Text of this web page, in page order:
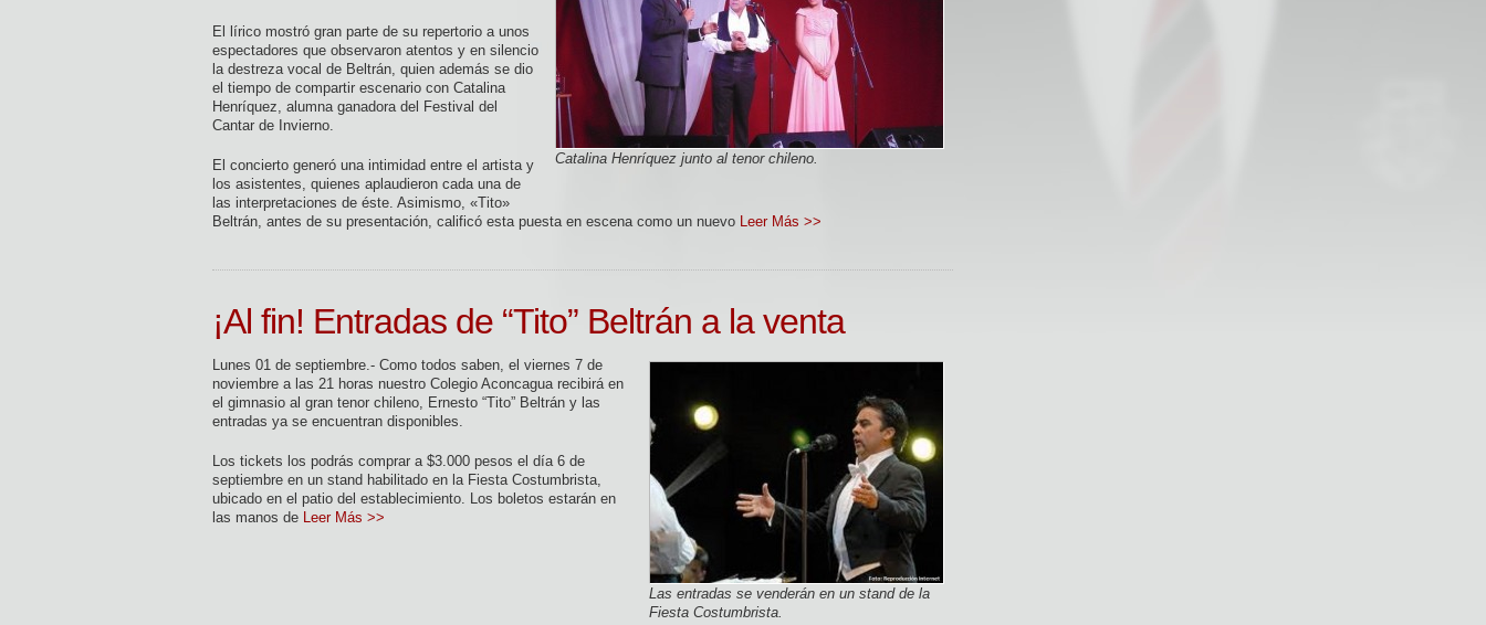
Catalina Henríquez junto al tenor chileno.
El lírico mostró gran parte de su repertorio a unos
espectadores que observaron atentos y en silencio
la destreza vocal de Beltrán, quien además se dio
el tiempo de compartir escenario con Catalina
Henríquez, alumna ganadora del Festival del
Cantar de Invierno.
El concierto generó una intimidad entre el artista y
los asistentes, quienes aplaudieron cada una de
las interpretaciones de éste. Asimismo, «Tito»
Beltrán, antes de su presentación, calificó esta puesta en escena como un nuevo Leer Más >>
¡Al fin! Entradas de “Tito” Beltrán a la venta
Las entradas se venderán en un stand de la
Fiesta Costumbrista.
Lunes 01 de septiembre.- Como todos saben, el viernes 7 de
noviembre a las 21 horas nuestro Colegio Aconcagua recibirá en
el gimnasio al gran tenor chileno, Ernesto “Tito” Beltrán y las
entradas ya se encuentran disponibles.
Los tickets los podrás comprar a $3.000 pesos el día 6 de
septiembre en un stand habilitado en la Fiesta Costumbrista,
ubicado en el patio del establecimiento. Los boletos estarán en
las manos de Leer Más >>